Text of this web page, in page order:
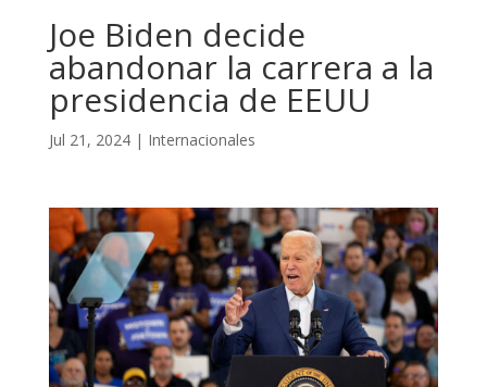
Joe Biden decide
abandonar la carrera a la
presidencia de EEUU
Jul 21, 2024| Internacionales